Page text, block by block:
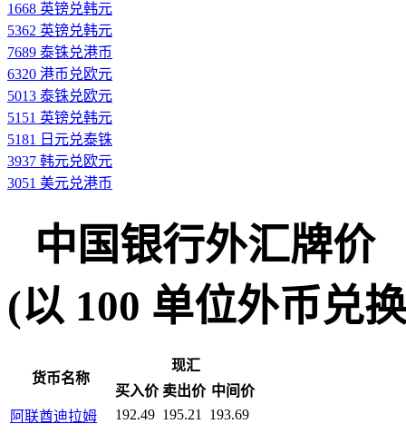
1668 英镑兑韩元
5362 英镑兑韩元
7689 泰铢兑港币
6320 港币兑欧元
5013 泰铢兑欧元
5151 英镑兑韩元
5181 日元兑泰铢
3937 韩元兑欧元
3051 美元兑港币
中国银行外汇牌价
(以 100 单位外币兑
货币名称
现汇
买入价 卖出价 中间价
阿联酋迪拉姆
192.49 195.21
193.69